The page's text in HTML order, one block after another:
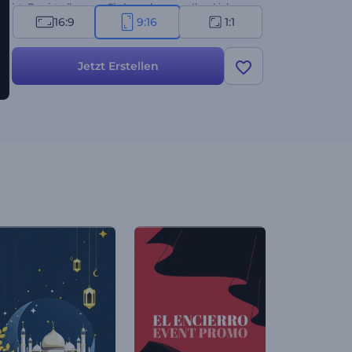
ist. Das ist alles, was Sie brauchen, um Ihre Lieben
an Heiligabend oder Silvester zu überraschen.
Probieren Sie es jetzt aus!
16:9 9:16 1:1
Jetzt Erstellen